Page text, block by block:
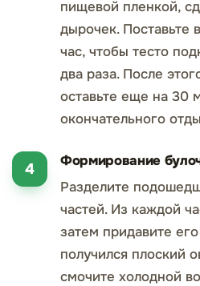
пищевой пленкой,
дырочек. Поставьте
час, чтобы тесто
два раза. После
оставьте еще на 30
окончательного
Формирование
Разделите
частей. Из каждой
затем придавите
получился плоский
смочите холодной